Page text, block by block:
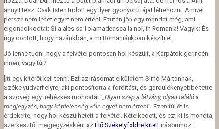
annyit tesz: Csak Isten tudott egy ilyen gyönyörű tájat létrehozni. Amivel
persze nem lehet egyet nem érteni. Ezután jön egy mondat még, ami
elgondolkodtat: Si a ales sa-l plamadeasca la noi, in Romania! Vagyis: És
úgy döntött, hogy hazánkban, a mi Romániánkban készíti el.
Jó lenne tudni, hogy a felvétel pontosan hol készült, a Kárpátok gerincén
innen, vagy túl?
[Itt egy kitérőt kell tenni. Ezt az írásomat elküldtem Simó Mártonnak,
Székelyudvarhelyre, aki pontosította a fordítást, és gördülékenyebbé tette
a szöveg egy nehézkes mondatát: „Olyan szép a látvány, olyan találó a
megjegyzés, hogy képtelenség véle egyet nem érteni”. Ezen túl őt is
érdekelte, hogy hol készülhetett a felvétel. Kételkedett, és ezt ki is mondta,
szerkesztői megjegyzésként az Élő Székelyföldre kitett írásomhoz: